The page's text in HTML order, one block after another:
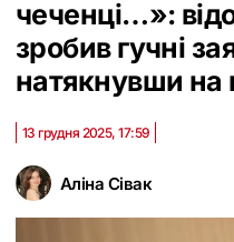
чеченці…»:
зробив гучні
натякнувши на
Аліна Сівак
13 грудня 2025, 17:59